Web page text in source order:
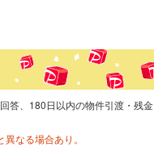
答、180日以内の物件引渡・残金
なる場合あり。